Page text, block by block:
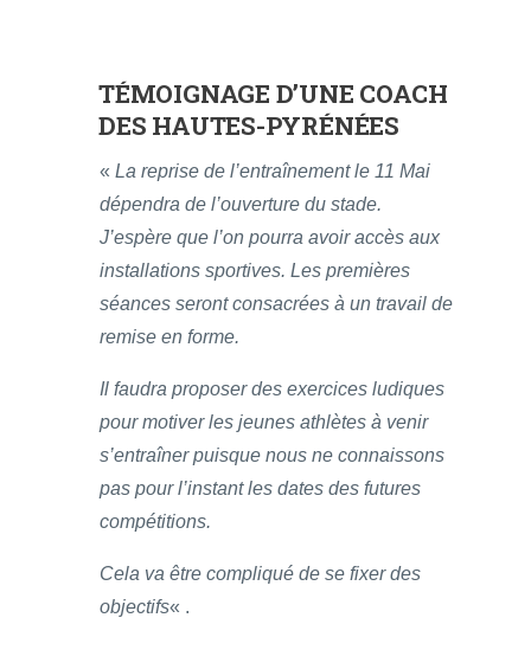
TÉMOIGNAGE D’UNE COACH
DES HAUTES-PYRÉNÉES
« La reprise de l’entraînement le 11 Mai
dépendra de l’ouverture du stade.
J’espère que l’on pourra avoir accès aux
installations sportives. Les premières
séances seront consacrées à un travail de
remise en forme.
Il faudra proposer des exercices ludiques
pour motiver les jeunes athlètes à venir
s’entraîner puisque nous ne connaissons
pas pour l’instant les dates des futures
compétitions.
Cela va être compliqué de se fixer des
objectifs« .